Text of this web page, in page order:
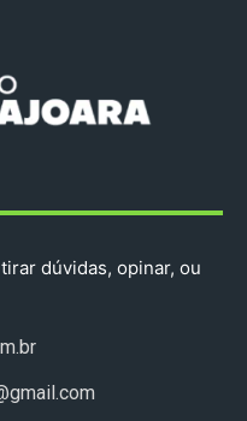
dúvidas, opinar, ou